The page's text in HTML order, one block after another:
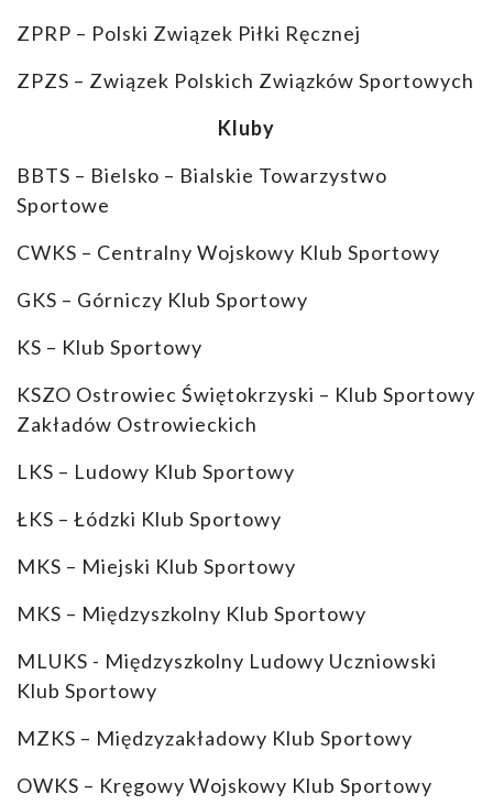
ZPRP – Polski Związek Piłki Ręcznej
ZPZS – Związek Polskich Związków Sportowych
Kluby
BBTS – Bielsko – Bialskie Towarzystwo
Sportowe
CWKS – Centralny Wojskowy Klub Sportowy
GKS – Górniczy Klub Sportowy
KS – Klub Sportowy
KSZO Ostrowiec Świętokrzyski – Klub Sportowy
Zakładów Ostrowieckich
LKS – Ludowy Klub Sportowy
ŁKS – Łódzki Klub Sportowy
MKS – Miejski Klub Sportowy
MKS – Międzyszkolny Klub Sportowy
MLUKS - Międzyszkolny Ludowy Uczniowski
Klub Sportowy
MZKS – Międzyzakładowy Klub Sportowy
OWKS – Kręgowy Wojskowy Klub Sportowy